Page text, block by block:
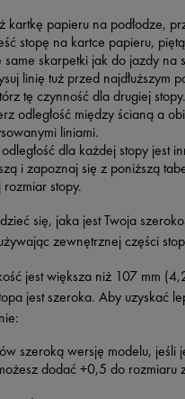
kartkę papieru na podłodze,
stopę na kartce papieru,
same skarpetki jak do jazdy na
linię tuż przed najdłuższym
tę czynność dla drugiej stopy.
odległość między ścianą a
liniami.
odległość dla każdej stopy jest
i zapoznaj się z poniższą
rozmiar stopy.
się, jaka jest Twoja
zewnętrznej części
jest większa niż 107 mm
jest szeroka. Aby uzyskać
szeroką wersję modelu, jeśli
dodać +0,5 do rozmiaru